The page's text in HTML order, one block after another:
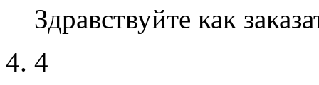
Здравствуйте как
4